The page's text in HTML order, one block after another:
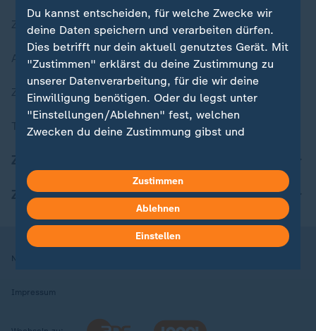
Zuletzt veröffentlicht
Aktuelle Sendungs-Videos
ZDFheute Stories
Themen im Überblick
ZDFheute Apps
Nutzungsbedingungen
Impressum
Du kannst entscheiden, für welche Zwecke wir
deine Daten speichern und verarbeiten dürfen.
Dies betrifft nur dein aktuell genutztes Gerät. Mit
"Zustimmen" erklärst du deine Zustimmung zu
unserer Datenverarbeitung, für die wir deine
Einwilligung benötigen. Oder du legst unter
"Einstellungen/Ablehnen" fest, welchen
Zwecken du deine Zustimmung gibst und
in deinen Einstellungen widerrufen oder ändern.
Hier findest du das Impressum.
Weitere Informationen findest du in unserer
Datenschutzerklärung.
Zustimmen
Ablehnen
Einstellen